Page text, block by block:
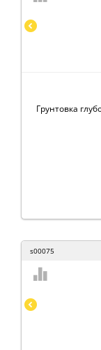
Грунтовка
s00075